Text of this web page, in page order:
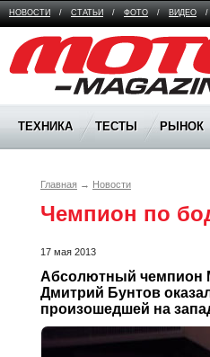
НОВОСТИ / СТАТЬИ / ФОТО / ВИДЕО /
Moto Magazine
ТЕХНИКА ТЕСТЫ РЫНОК
Главная → Новости
Чемпион по
17 мая 2013
Абсолютный чемпион
Дмитрий Бунтов
произошедшей на